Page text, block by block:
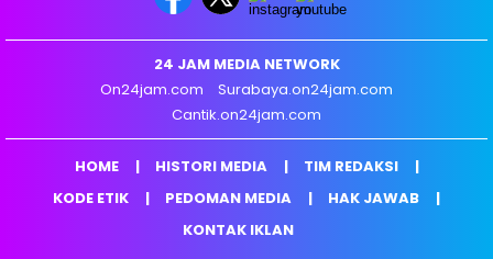
24 JAM MEDIA NETWORK
On24jam.com
Surabaya.on24jam.com
Cantik.on24jam.com
HOME HISTORI MEDIA
TIM REDAKSI
KODE ETIK
PEDOMAN MEDIA
HAK JAWAB
KONTAK IKLAN